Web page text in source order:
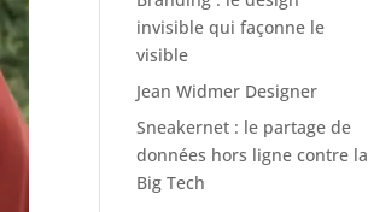
invisible qui façonne le
visible
Jean Widmer Designer
Sneakernet : le partage de
données hors ligne contre la
Big Tech